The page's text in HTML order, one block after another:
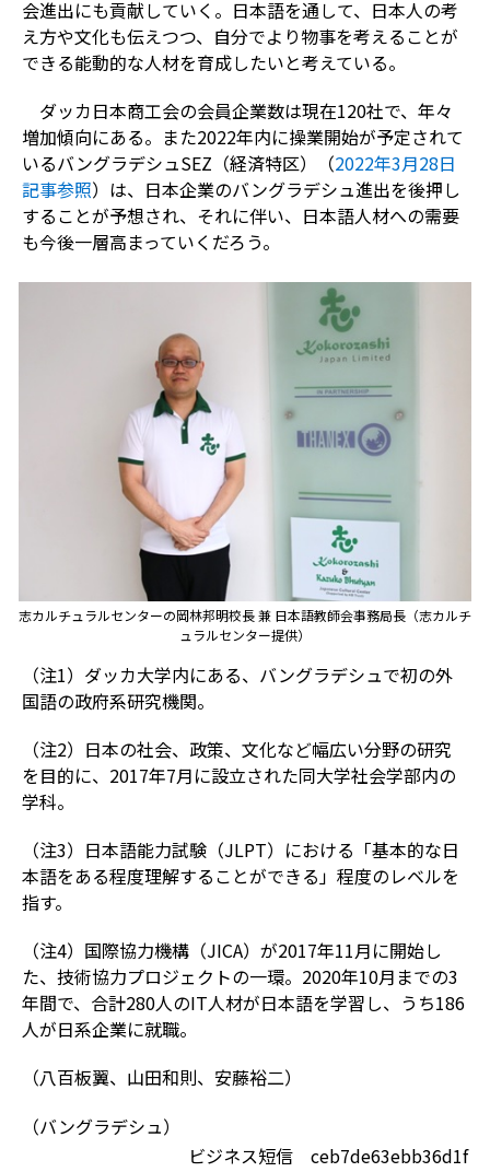
会進出にも貢献していく。日本語を通して、日本人の考
え方や文化も伝えつつ、自分でより物事を考えることが
できる能動的な人材を育成したいと考えている。
ダッカ日本商工会の会員企業数は現在120社で、年々
増加傾向にある。また2022年内に操業開始が予定されて
いるバングラデシュSEZ（経済特区）（2022年3月28日
記事参照）は、日本企業のバングラデシュ進出を後押し
することが予想され、それに伴い、日本語人材への需要
も今後一層高まっていくだろう。
志カルチュラルセンターの岡林邦明校長 兼 日本語教師会事務局長（志カルチ
ュラルセンター提供）
（注1）ダッカ大学内にある、バングラデシュで初の外
国語の政府系研究機関。
（注2）日本の社会、政策、文化など幅広い分野の研究
を目的に、2017年7月に設立された同大学社会学部内の
学科。
（注3）日本語能力試験（JLPT）における「基本的な日
本語をある程度理解することができる」程度のレベルを
指す。
（注4）国際協力機構（JICA）が2017年11月に開始し
た、技術協力プロジェクトの一環。2020年10月までの3
年間で、合計280人のIT人材が日本語を学習し、うち186
人が日系企業に就職。
（八百板翼、山田和則、安藤裕二）
（バングラデシュ）
ビジネス短信 ceb7de63ebb36d1f